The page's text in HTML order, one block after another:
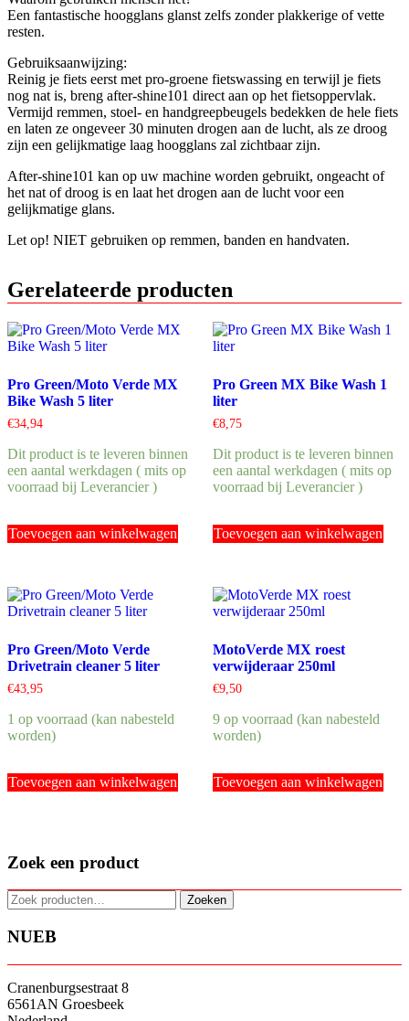
Een fantastische hoogglans glanst zelfs zonder plakkerige of vette
resten.
Gebruiksaanwijzing:
Reinig je fiets eerst met pro-groene fietswassing en terwijl je fiets
nog nat is, breng after-shine101 direct aan op het fietsoppervlak.
Vermijd remmen, stoel- en handgreepbeugels bedekken de hele fiets
en laten ze ongeveer 30 minuten drogen aan de lucht, als ze droog
zijn een gelijkmatige laag hoogglans zal zichtbaar zijn.
After-shine101 kan op uw machine worden gebruikt, ongeacht of
het nat of droog is en laat het drogen aan de lucht voor een
gelijkmatige glans.
Let op! NIET gebruiken op remmen, banden en handvaten.
Gerelateerde producten
Pro Green/Moto Verde MX
Bike Wash 5 liter
€34,94
Dit product is te leveren binnen
een aantal werkdagen ( mits op
voorraad bij Leverancier )
Toevoegen aan winkelwagen
Pro Green MX Bike Wash 1
liter
€8,75
Dit product is te leveren binnen
een aantal werkdagen ( mits op
voorraad bij Leverancier )
Toevoegen aan winkelwagen
Pro Green/Moto Verde
Drivetrain cleaner 5 liter
€43,95
1 op voorraad (kan nabesteld
worden)
Toevoegen aan winkelwagen
MotoVerde MX roest
verwijderaar 250ml
€9,50
9 op voorraad (kan nabesteld
worden)
Toevoegen aan winkelwagen
Zoek een product
Zoeken
naar:
Zoeken
NUEB
Cranenburgsestraat 8
6561AN Groesbeek